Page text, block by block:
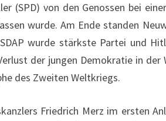
(SPD) von den Genossen bei
wurde. Am Ende standen
wurde stärkste Partei und
der jungen Demokratie in der
des Zweiten Weltkriegs.
Friedrich Merz im ersten